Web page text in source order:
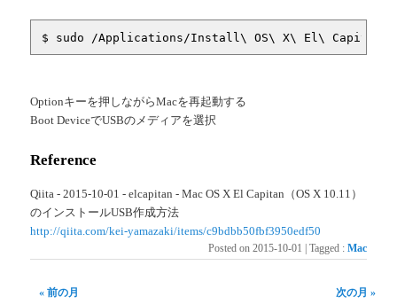
$ sudo /Applications/Install\ OS\ X\ El\
Optionキーを押しながらMacを再起動する
Boot DeviceでUSBのメディアを選択
Reference
Qiita - 2015-10-01 - elcapitan - Mac OS X El Capitan（OS X 10.11）
のインストールUSB作成方法
http://qiita.com/kei-yamazaki/items/c9bdbb50fbf3950edf50
Posted on 2015-10-01 Tagged : Mac
« 前の月 次の月 »